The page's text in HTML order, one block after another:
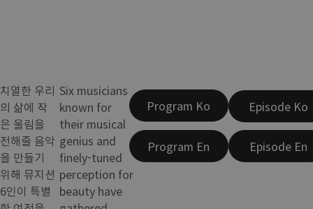
치열한 우리
의 삶에 작
은 울림을
전해줄 음악
을 만들기
위해 뮤지션
6인이 특별
Six musicians
known for
their musical
genius and
finely-tuned
perception for
beauty have
Program Ko
Program En
Episode Ko
Episode En